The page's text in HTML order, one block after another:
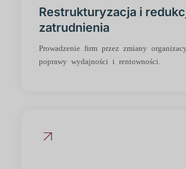
Restrukturyzacja i
zatrudnienia
Prowadzenie firm przez zmiany
poprawy wydajności i rentowności.